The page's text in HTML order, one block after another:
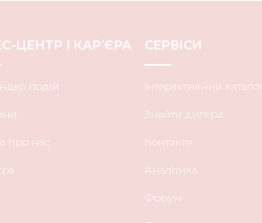
ЦЕНТР І КАР’ЄРА
подій
про нас
СЕРВІСИ
Інтерактивний каталог
Знайти дилера
Контакти
Аналітика
Форум